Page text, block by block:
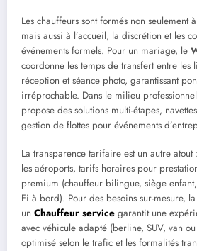
Les chauffeurs sont formés non seulement
mais aussi à l’accueil, la discrétion et les
événements formels. Pour un mariage, le
coordonne les temps de transfert entre les
réception et séance photo, garantissant
irréprochable. Dans le milieu
propose des solutions multi-étapes,
gestion de flottes pour événements
La transparence tarifaire est un autre
les aéroports, tarifs horaires pour
premium (chauffeur bilingue, siège
Fi à bord). Pour des besoins sur-mesure,
un Chauffeur service garantit une
avec véhicule adapté (berline, SUV, van
optimisé selon le trafic et les formalités